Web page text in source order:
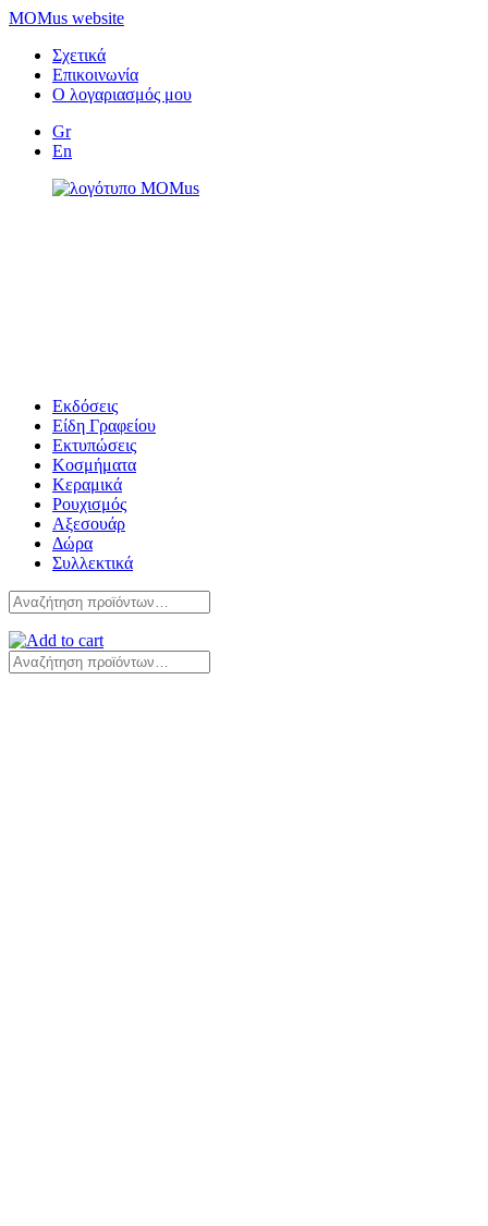
MOMus website
Σχετικά
Επικοινωνία
Ο λογαριασμός μου
Gr
En
Εκδόσεις
Είδη Γραφείου
Εκτυπώσεις
Κοσμήματα
Κεραμικά
Ρουχισμός
Αξεσουάρ
Δώρα
Συλλεκτικά
Αναζήτηση
για:
Αναζήτηση
για: